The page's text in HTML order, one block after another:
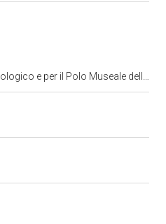
e dei comuni della gronda lagunare